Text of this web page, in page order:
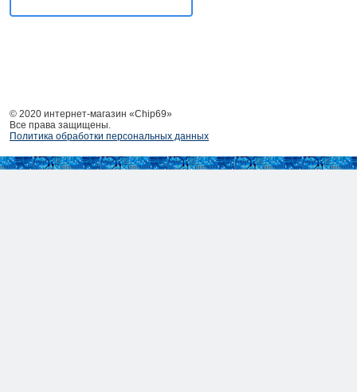
© 2020 интернет-магазин «Chip69»
Все права защищены.
Политика обработки персональных данных